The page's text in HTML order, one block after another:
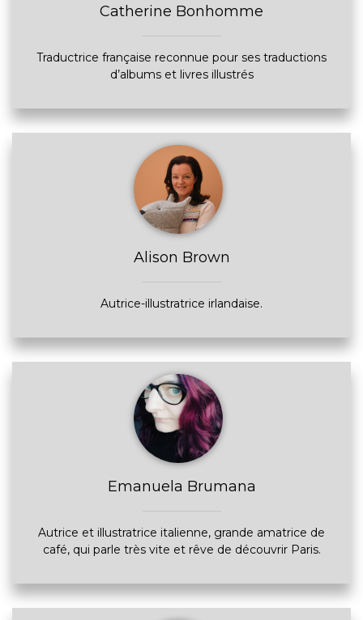
Catherine Bonhomme
Traductrice française reconnue pour ses traductions
d’albums et livres illustrés
Alison Brown
Autrice-illustratrice irlandaise.
Emanuela Brumana
Autrice et illustratrice italienne, grande amatrice de
café, qui parle très vite et rêve de découvrir Paris.